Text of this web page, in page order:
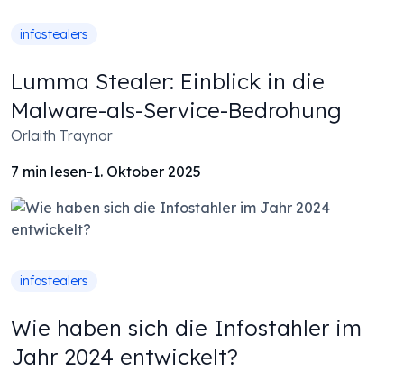
infostealers
Lumma Stealer: Einblick in die
Malware-als-Service-Bedrohung
Orlaith Traynor
7 min lesen-1. Oktober 2025
infostealers
Wie haben sich die Infostahler im
Jahr 2024 entwickelt?